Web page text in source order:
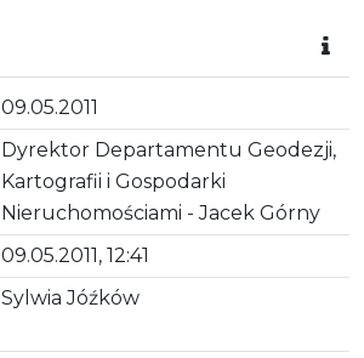
09.05.2011
Dyrektor Departamentu Geodezji,
Kartografii i Gospodarki
Nieruchomościami - Jacek Górny
09.05.2011, 12:41
Sylwia Jóźków